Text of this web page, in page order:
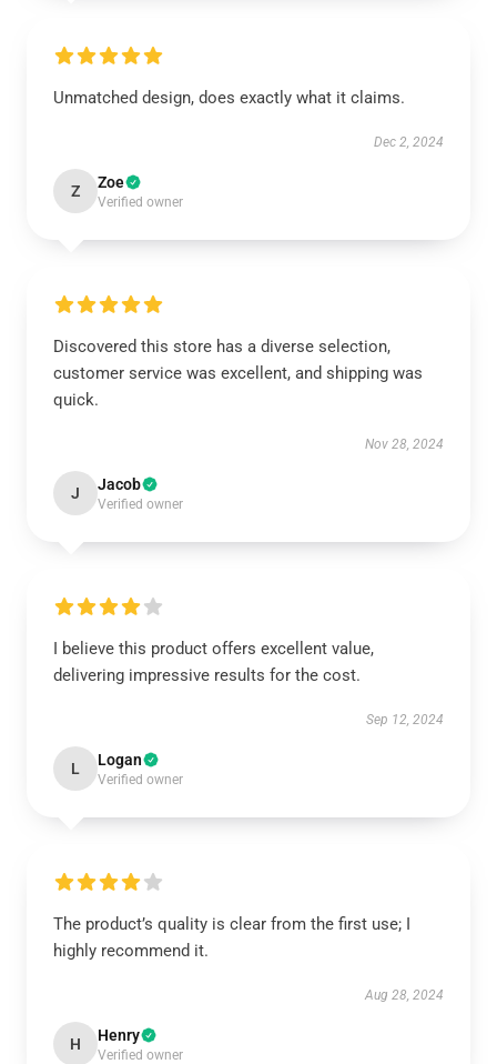
Unmatched design, does exactly what it claims.
Dec 2, 2024
Z Zoe
Verified owner
Discovered this store has a diverse selection,
customer service was excellent, and shipping was
quick.
Nov 28, 2024
J Jacob
Verified owner
I believe this product offers excellent value,
delivering impressive results for the cost.
Sep 12, 2024
L Logan
Verified owner
The product’s quality is clear from the first use; I
highly recommend it.
Aug 28, 2024
H Henry
Verified owner